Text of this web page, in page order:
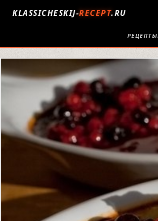
KLASSICHESKIJ-RECEPT.RU
РЕЦЕПТЫ